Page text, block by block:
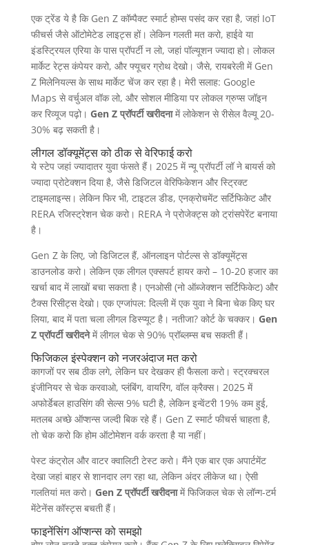
एक ट्रेंड ये है कि Gen Z कॉम्पैक्ट स्मार्ट होम्स पसंद कर रहा है, जहां IoT
फीचर्स जैसे ऑटोमेटेड लाइट्स हों। लेकिन गलती मत करो, हाईवे या
इंडस्ट्रियल एरिया के पास प्रॉपर्टी न लो, जहां पॉल्यूशन ज्यादा हो। लोकल
मार्केट रेट्स कंपेयर करो, और फ्यूचर ग्रोथ देखो। जैसे, रायबरेली में Gen
Z मिलेनियल्स के साथ मार्केट चेंज कर रहा है। मेरी सलाह: Google
Maps से वर्चुअल वॉक लो, और सोशल मीडिया पर लोकल ग्रुप्स जॉइन
कर रिव्यूज पढ़ो। Gen Z प्रॉपर्टी खरीदनामें लोकेशन से रीसेल वैल्यू 20-
30% बढ़ सकती है।
लीगल डॉक्यूमेंट्स को ठीक से वेरिफाई करो
ये स्टेप जहां ज्यादातर युवा फंसते हैं। 2025 में न्यू प्रॉपर्टी लॉ ने बायर्स को
ज्यादा प्रोटेक्शन दिया है, जैसे डिजिटल वेरिफिकेशन और स्ट्रिक्ट
टाइमलाइन्स। लेकिन फिर भी, टाइटल डीड, एनक्रोचमेंट सर्टिफिकेट और
RERA रजिस्ट्रेशन चेक करो। RERA ने प्रोजेक्ट्स को ट्रांसपेरेंट बनाया
है।
Gen Z के लिए, जो डिजिटल हैं, ऑनलाइन पोर्टल्स से डॉक्यूमेंट्स
डाउनलोड करो। लेकिन एक लीगल एक्सपर्ट हायर करो – 10-20 हजार का
खर्चा बाद में लाखों बचा सकता है। एनओसी (नो ऑब्जेक्शन सर्टिफिकेट) और
टैक्स रिसीट्स देखो। एक एग्जांपल: दिल्ली में एक युवा ने बिना चेक किए घर
लिया, बाद में पता चला लीगल डिस्प्यूट है। नतीजा? कोर्ट के चक्कर। Gen
Z प्रॉपर्टी खरीदनेमें लीगल चेक से 90% प्रॉब्लम्स बच सकती हैं।
फिजिकल इंस्पेक्शन को नजरअंदाज मत करो
कागजों पर सब ठीक लगे, लेकिन घर देखकर ही फैसला करो। स्ट्रक्चरल
इंजीनियर से चेक करवाओ, प्लंबिंग, वायरिंग, वॉल क्रैक्स। 2025 में
अफोर्डेबल हाउसिंग की सेल्स 9% घटी है, लेकिन इन्वेंटरी 19% कम हुई,
मतलब अच्छे ऑप्शन्स जल्दी बिक रहे हैं। Gen Z स्मार्ट फीचर्स चाहता है,
तो चेक करो कि होम ऑटोमेशन वर्क करता है या नहीं।
पेस्ट कंट्रोल और वाटर क्वालिटी टेस्ट करो। मैंने एक बार एक अपार्टमेंट
देखा जहां बाहर से शानदार लग रहा था, लेकिन अंदर लीकेज था। ऐसी
गलतियां मत करो। Gen Z प्रॉपर्टी खरीदनामें फिजिकल चेक से लॉन्ग-टर्म
मेंटेनेंस कॉस्ट्स बचती हैं।
फाइनेंसिंग ऑप्शन्स को समझो